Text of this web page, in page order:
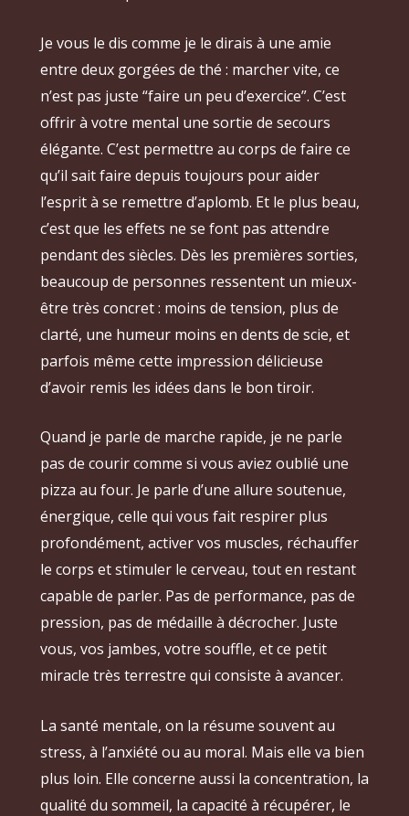
Je vous le dis comme je le dirais à une amie
entre deux gorgées de thé : marcher vite, ce
n’est pas juste “faire un peu d’exercice”. C’est
offrir à votre mental une sortie de secours
élégante. C’est permettre au corps de faire ce
qu’il sait faire depuis toujours pour aider
l’esprit à se remettre d’aplomb. Et le plus beau,
c’est que les effets ne se font pas attendre
pendant des siècles. Dès les premières sorties,
beaucoup de personnes ressentent un mieux-
être très concret : moins de tension, plus de
clarté, une humeur moins en dents de scie, et
parfois même cette impression délicieuse
d’avoir remis les idées dans le bon tiroir.
Quand je parle de marche rapide, je ne parle
pas de courir comme si vous aviez oublié une
pizza au four. Je parle d’une allure soutenue,
énergique, celle qui vous fait respirer plus
profondément, activer vos muscles, réchauffer
le corps et stimuler le cerveau, tout en restant
capable de parler. Pas de performance, pas de
pression, pas de médaille à décrocher. Juste
vous, vos jambes, votre souffle, et ce petit
miracle très terrestre qui consiste à avancer.
La santé mentale, on la résume souvent au
stress, à l’anxiété ou au moral. Mais elle va bien
plus loin. Elle concerne aussi la concentration, la
qualité du sommeil, la capacité à récupérer, le